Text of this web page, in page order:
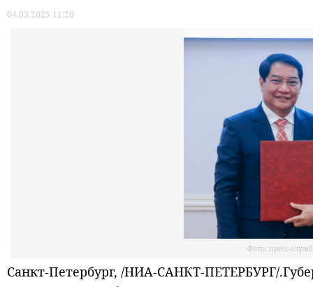
04.03.2025 11:20
Фото: пресс-
Санкт-Петербург, /НИА-САНКТ-ПЕТЕРБУРГ/